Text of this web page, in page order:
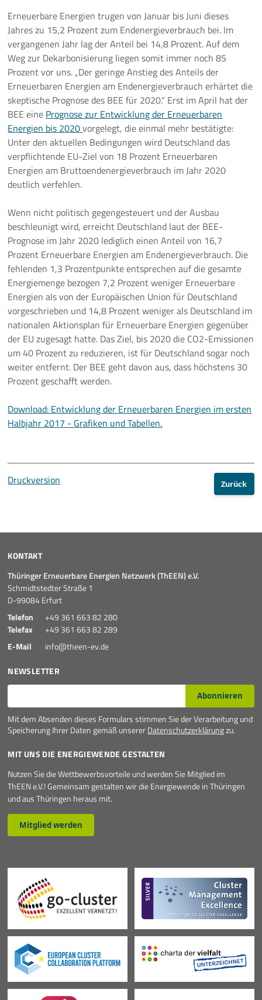
Erneuerbare Energien trugen von Januar bis Juni dieses
Jahres zu 15,2 Prozent zum Endenergieverbrauch bei. Im
vergangenen Jahr lag der Anteil bei 14,8 Prozent. Auf dem
Weg zur Dekarbonisierung liegen somit immer noch 85
Prozent vor uns. „Der geringe Anstieg des Anteils der
Erneuerbaren Energien am Endenergieverbrauch erhärtet die
skeptische Prognose des BEE für 2020.“ Erst im April hat der
BEE eine Prognose zur Entwicklung der Erneuerbaren
Energien bis 2020vorgelegt, die einmal mehr bestätigte:
Unter den aktuellen Bedingungen wird Deutschland das
verpflichtende EU-Ziel von 18 Prozent Erneuerbaren
Energien am Bruttoendenergieverbrauch im Jahr 2020
deutlich verfehlen.
Wenn nicht politisch gegengesteuert und der Ausbau
beschleunigt wird, erreicht Deutschland laut der BEE-
Prognose im Jahr 2020 lediglich einen Anteil von 16,7
Prozent Erneuerbare Energien am Endenergieverbrauch. Die
fehlenden 1,3 Prozentpunkte entsprechen auf die gesamte
Energiemenge bezogen 7,2 Prozent weniger Erneuerbare
Energien als von der Europäischen Union für Deutschland
vorgeschrieben und 14,8 Prozent weniger als Deutschland im
nationalen Aktionsplan für Erneuerbare Energien gegenüber
der EU zugesagt hatte. Das Ziel, bis 2020 die CO2-Emissionen
um 40 Prozent zu reduzieren, ist für Deutschland sogar noch
weiter entfernt. Der BEE geht davon aus, dass höchstens 30
Prozent geschafft werden.
Download: Entwicklung der Erneuerbaren Energien im ersten
Halbjahr 2017 - Grafiken und Tabellen.
Druckversion Zurück
KONTAKT
Thüringer Erneuerbare Energien Netzwerk (ThEEN) e.V.
Schmidtstedter Straße 1
D-99084 Erfurt
Telefon
+49 361 663 82 280
Telefax
+49 361 663 82 289
E-Mail
info@theen-ev.de
NEWSLETTER
E-Mail* Abonnieren
Mit dem Absenden dieses Formulars stimmen Sie der Verarbeitung und
Speicherung Ihrer Daten gemäß unsererDatenschutzerklärungzu.
MIT UNS DIE ENERGIEWENDE GESTALTEN
Nutzen Sie die Wettbewerbsvorteile und werden Sie Mitglied im
ThEEN e.V.! Gemeinsam gestalten wir die Energiewende in Thüringen
und aus Thüringen heraus mit.
Mitglied werden